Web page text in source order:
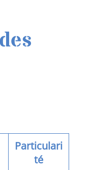
Particulari
té